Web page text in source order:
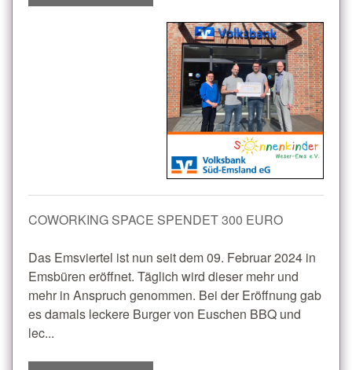
COWORKING SPACE SPENDET 300 EURO
Das Emsviertel ist nun seit dem 09. Februar 2024 in
Emsbüren eröffnet. Täglich wird dieser mehr und
mehr in Anspruch genommen. Bei der Eröffnung gab
es damals leckere Burger von Euschen BBQ und
lec...